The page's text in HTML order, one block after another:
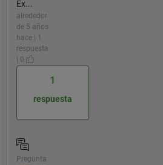
Ex...
alrededor
de 5 años
hace | 1
respuesta
| 0
1
respuesta
Pregunta